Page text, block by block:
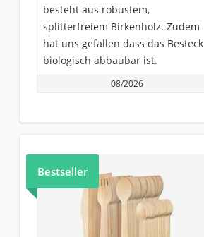
besteht aus robustem,
splitterfreiem Birkenholz. Zudem
hat uns gefallen dass das Besteck
biologisch abbaubar ist.
08/2026
Bestseller